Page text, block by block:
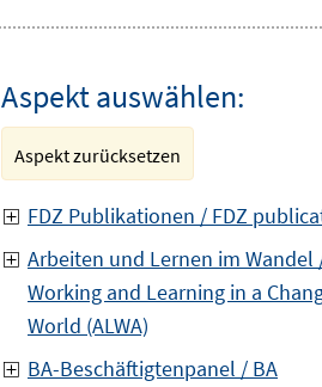
Aspekt auswählen:
Aspekt zurücksetzen
FDZ Publikationen / FDZ
Arbeiten und Lernen im Wandel
Working and Learning in a
World (ALWA)
BA-Beschäftigtenpanel / BA